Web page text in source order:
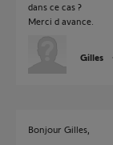
dans ce cas ?
Merci d avance.
Gilles
Bonjour Gilles,